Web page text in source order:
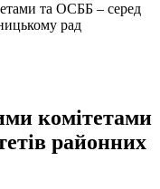
та ОСББ – серед
рад
комітетами
районних